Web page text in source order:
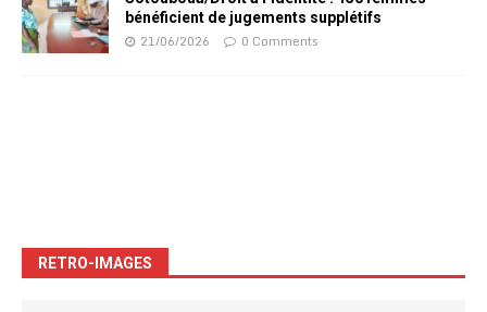
bénéficient de jugements supplétifs
21/06/2026 0 Comments
RETRO-IMAGES